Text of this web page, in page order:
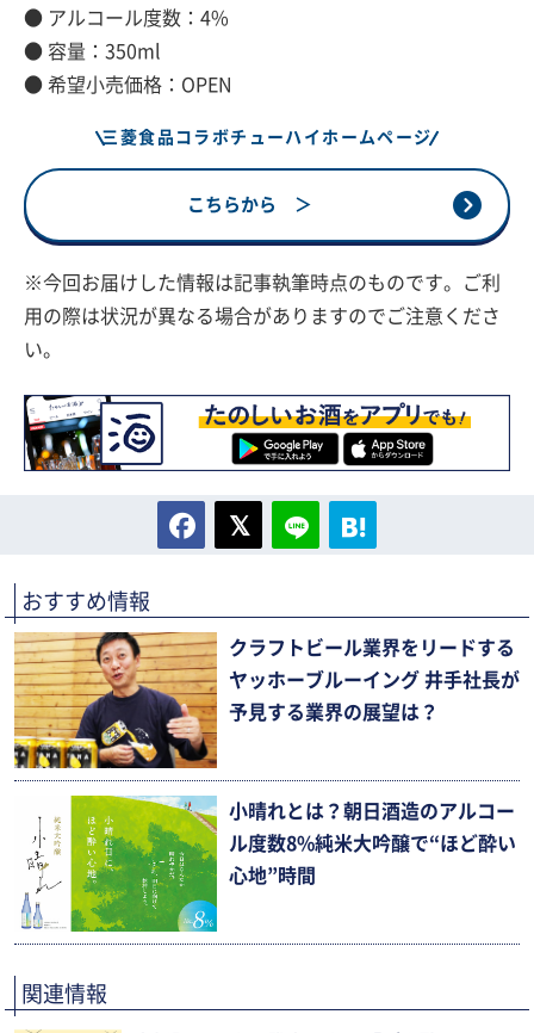
● アルコール度数：4%
● 容量：350ml
● 希望小売価格：OPEN
三菱食品コラボチューハイホームページ
こちらから ＞
※今回お届けした情報は記事執筆時点のものです。ご利
用の際は状況が異なる場合がありますのでご注意くださ
い。
おすすめ情報
クラフトビール業界をリードする
ヤッホーブルーイング 井手社長が
予見する業界の展望は？
小晴れとは？朝日酒造のアルコー
ル度数8%純米大吟醸で“ほど酔い
心地”時間
関連情報